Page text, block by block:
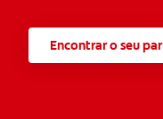
Encontrar o seu par